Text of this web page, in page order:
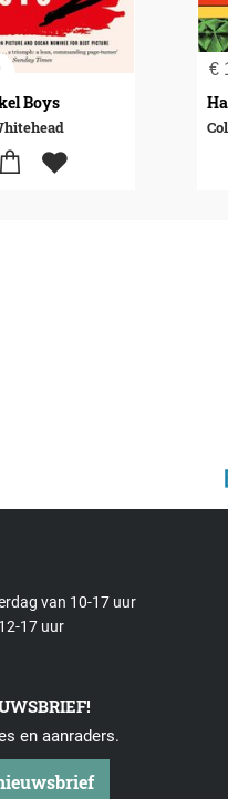
Boys
€
van 10-17 uur
17 uur
en aanraders.